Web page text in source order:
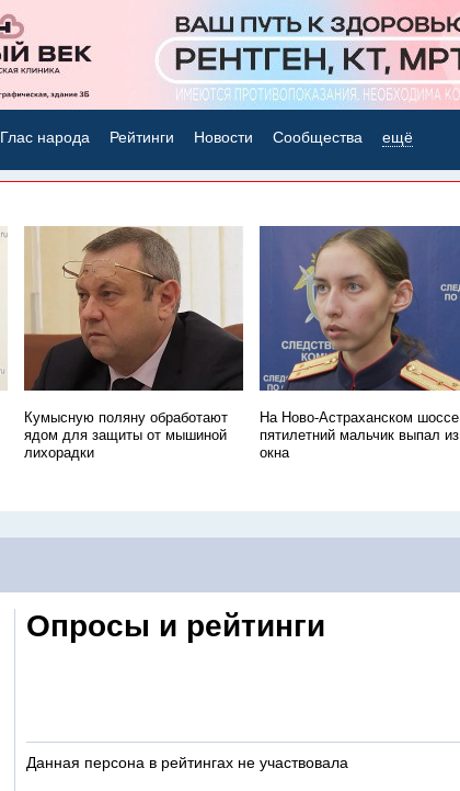
Глас народа Рейтинги Новости Сообщества ещё
Кумысную поляну обработают
ядом для защиты от мышиной
лихорадки
На Ново-Астраханском шоссе
пятилетний мальчик выпал из
окна
Опросы и рейтинги
Данная персона в рейтингах не участвовала